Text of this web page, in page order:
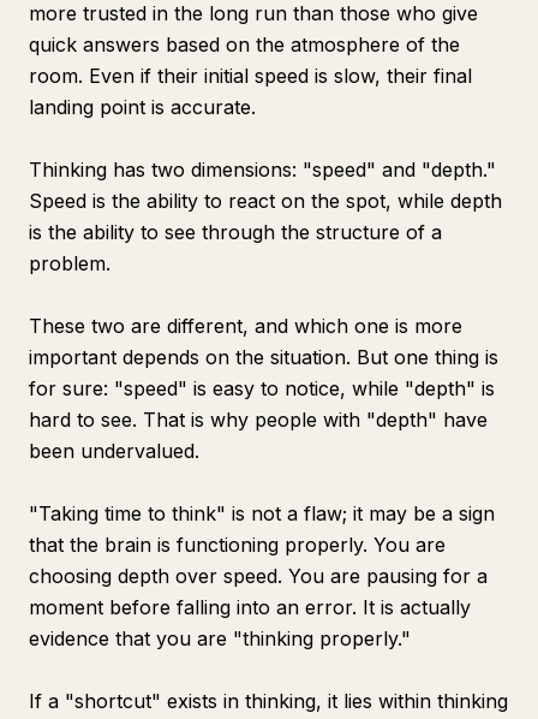
more trusted in the long run than those who give
quick answers based on the atmosphere of the
room. Even if their initial speed is slow, their final
landing point is accurate.
Thinking has two dimensions: "speed" and "depth."
Speed is the ability to react on the spot, while depth
is the ability to see through the structure of a
problem.
These two are different, and which one is more
important depends on the situation. But one thing is
for sure: "speed" is easy to notice, while "depth" is
hard to see. That is why people with "depth" have
been undervalued.
"Taking time to think" is not a flaw; it may be a sign
that the brain is functioning properly. You are
choosing depth over speed. You are pausing for a
moment before falling into an error. It is actually
evidence that you are "thinking properly."
If a "shortcut" exists in thinking, it lies within thinking